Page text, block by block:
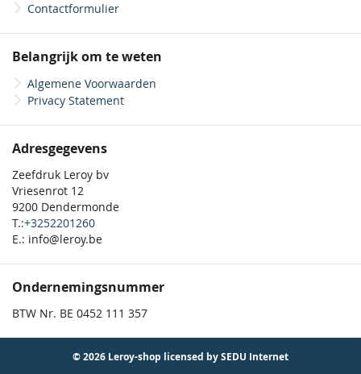
Contactformulier
Belangrijk om te weten
Algemene Voorwaarden
Privacy Statement
Adresgegevens
Zeefdruk Leroy bv
Vriesenrot 12
9200 Dendermonde
T.:+3252201260
E.: info@leroy.be
Ondernemingsnummer
BTW Nr. BE 0452 111 357
© 2026 Leroy-shop licensed by SEDU Internet